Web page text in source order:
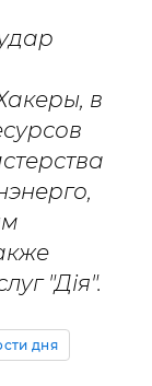
в
"Дія".
дня